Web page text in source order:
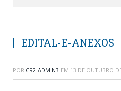
EDITAL-E-ANEXOS
POR CR2-ADMIN3 EM 13 DE OUTUBRO